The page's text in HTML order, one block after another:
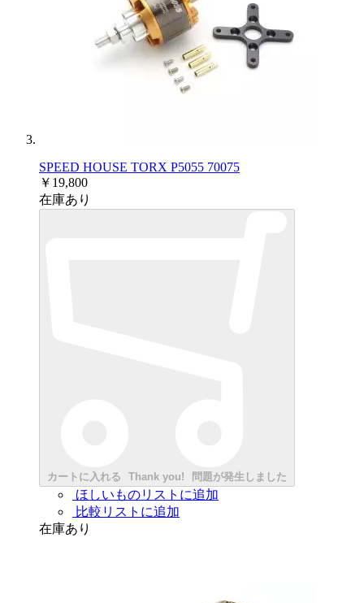
SPEED HOUSE TORX P5055 70075
￥19,800
在庫あり
カートに入れる Thank you! 問題が発生しました
ほしいものリストに追加
比較リストに追加
在庫あり